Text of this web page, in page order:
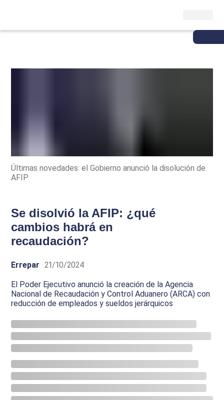
Últimas novedades: el Gobierno anunció la disolución de
AFIP
Se disolvió la AFIP: ¿qué
cambios habrá en
recaudación?
Errepar 21/10/2024
El Poder Ejecutivo anunció la creación de la Agencia
Nacional de Recaudación y Control Aduanero (ARCA) con
reducción de empleados y sueldos jerárquicos